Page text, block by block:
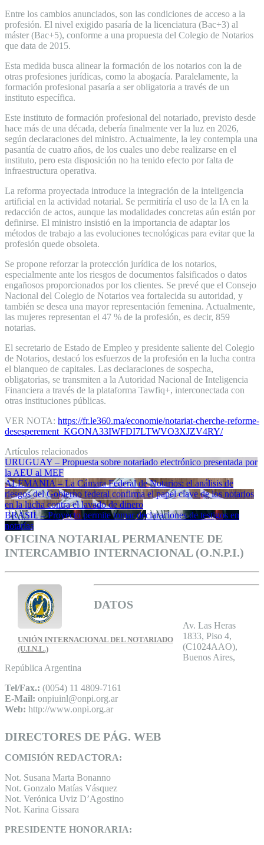
Entre los cambios anunciados, son las condiciones de acceso a la
profesión. El nivel exigido pasaría de la licenciatura (Bac+3) al
máster (Bac+5), conforme a una propuesta del Colegio de Notarios
que data de 2015.
Esta medida busca alinear la formación de los notarios con la de
otras profesiones jurídicas, como la abogacía. Paralelamente, la
formación profesional pasaría a ser obligatoria a través de un
instituto específica.
Este instituto de formación profesional del notariado, previsto desde
hace más de una década, debería finalmente ver la luz en 2026,
según declaraciones del ministro. Actualmente, la ley contempla una
pasantía de cuatro años, de los cuales uno debe realizarse en el
instituto, pero esta disposición no ha tenido efecto por falta de
infraestructura operativa.
La reforma proyectada introduce la integración de la inteligencia
artificial en la actividad notarial. Se permitiría el uso de la IA en la
redacción de actos, aunque las modalidades concretas aún están por
definirse. El ministro insistió en la importancia de adaptar los
métodos de trabajo a las evoluciones tecnológicas para evitar que la
profesión quede obsoleta.
Se propone reforzar la protección jurídica de los notarios,
especialmente ante los riesgos de documentos falsificados o datos
engañosos proporcionados por los clientes. Se prevé que el Consejo
Nacional del Colegio de Notarios vea fortalecida su autoridad, y
también se desea una mayor representación femenina. Actualmente,
las mujeres representan el 47 % de la profesión, es decir, 859
notarias.
El secretario de Estado de Empleo y presidente saliente del Colegio
de Notarios, destacó los esfuerzos de la profesión en la lucha contra
el blanqueo de capitales. Las declaraciones de sospecha,
obligatorias, se transmiten a la Autoridad Nacional de Inteligencia
Financiera a través de la plataforma Tawfiq+, interconectada con
otras instituciones públicas.
VER NOTA: https://fr.le360.ma/economie/notariat-cherche-reforme-
desesperement_KGONA33IWFDI7LTWVO3XJZV4RY/
Artículos relacionados
URUGUAY – Propuesta sobre notariado electrónico presentada por
la AEU al MEF
ALEMANIA – La Cámara Federal de Notarios: el análisis de
riesgos del Gobierno federal confirma el papel clave de los notarios
en la lucha contra el lavado de dinero
BRASIL – Proyecto permite tomar declaraciones de testigos en
notarías
OFICINA NOTARIAL PERMANENTE DE
INTERCAMBIO INTERNACIONAL (O.N.P.I.)
UNIÓN INTERNACIONAL DEL NOTARIADO
(U.I.N.L.)
DATOS
Av. Las Heras
1833, Piso 4,
(C1024AAO),
Buenos Aires,
República Argentina
Tel/Fax.: (0054) 11 4809-7161
E-Mail: onpiuinl@onpi.org.ar
Web: http://www.onpi.org.ar
DIRECTORES DE PÁG. WEB
COMISIÓN REDACTORA:
Not. Susana Marta Bonanno
Not. Gonzalo Matías Vásquez
Not. Verónica Uviz D’Agostino
Not. Karina Gissara
PRESIDENTE HONORARIA: